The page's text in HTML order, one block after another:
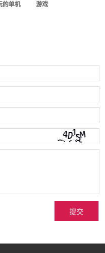
的单机
游戏